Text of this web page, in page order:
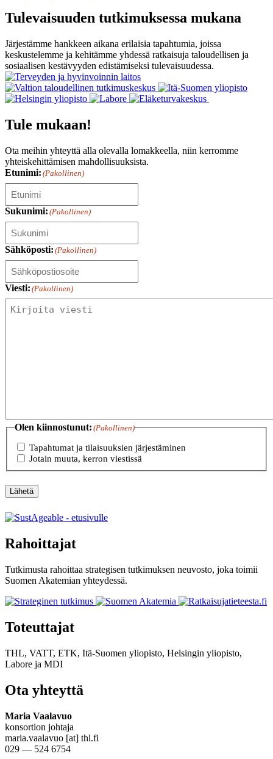
Tulevaisuuden tutkimuksessa mukana
Järjestämme hankkeen aikana erilaisia tapahtumia, joissa
keskustelemme ja kehitämme yhdessä ratkaisuja taloudellisen ja
sosiaalisen kestävyyden edistämiseksi tulevaisuudessa.
Tule mukaan!
Ota meihin yhteyttä alla olevalla lomakkeella, niin kerromme
yhteiskehittämisen mahdollisuuksista.
Etunimi: (Pakollinen)
Sukunimi: (Pakollinen)
Sähköposti: (Pakollinen)
Viesti: (Pakollinen)
Olen kiinnostunut: (Pakollinen)
Tapahtumat ja tilaisuuksien järjestäminen
Jotain muuta, kerron viestissä
Lähetä
Rahoittajat
Tutkimusta rahoittaa strategisen tutkimuksen neuvosto, joka toimii
Suomen Akatemian yhteydessä.
Toteuttajat
THL, VATT, ETK, Itä-Suomen yliopisto, Helsingin yliopisto,
Labore ja MDI
Ota yhteyttä
Maria Vaalavuo
konsortion johtaja
maria.vaalavuo [at] thl.fi
029 — 524 6754